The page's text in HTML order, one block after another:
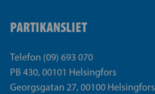
PARTIKANSLIET
Telefon (09) 693 070
PB 430, 00101 Helsingfors
Georgsgatan 27, 00100 Helsingfors